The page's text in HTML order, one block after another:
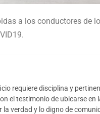
a los conductores de
requiere disciplina y
el testimonio de ubicarse en
verdad y lo digno de